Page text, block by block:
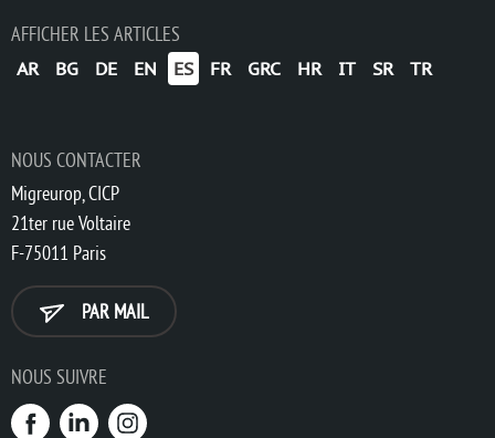
AFFICHER LES ARTICLES
AR BG DE EN ES FR GRC HR IT SR TR
NOUS CONTACTER
Migreurop, CICP
21ter rue Voltaire
F-75011 Paris
PAR MAIL
NOUS SUIVRE